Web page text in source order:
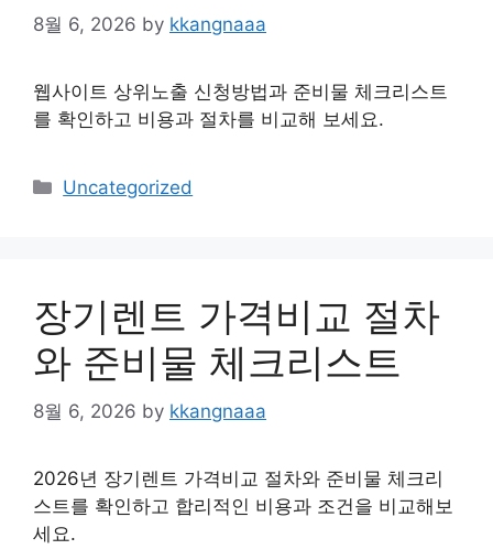
8월 6, 2026 by kkangnaaa
웹사이트 상위노출 신청방법과 준비물 체크리스트
를 확인하고 비용과 절차를 비교해 보세요.
Categories
Uncategorized
장기렌트 가격비교 절차
와 준비물 체크리스트
8월 6, 2026 by kkangnaaa
2026년 장기렌트 가격비교 절차와 준비물 체크리
스트를 확인하고 합리적인 비용과 조건을 비교해보
세요.